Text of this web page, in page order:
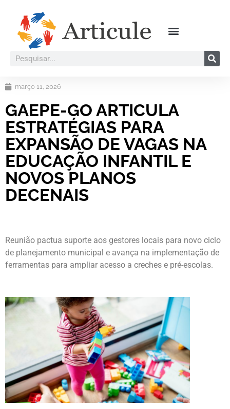
março 11, 2026
GAEPE-GO ARTICULA
ESTRATÉGIAS PARA
EXPANSÃO DE VAGAS NA
EDUCAÇÃO INFANTIL E
NOVOS PLANOS
DECENAIS
Reunião pactua suporte aos gestores locais para novo ciclo
de planejamento municipal e avança na implementação de
ferramentas para ampliar acesso a creches e pré-escolas.